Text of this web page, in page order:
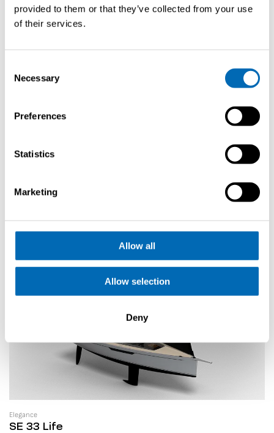
provided to them or that they’ve collected from your use
of their services.
Selection
Necessary
Preferences
Statistics
Marketing
Allow all
Allow selection
Deny
Brochure
aanvragen
Elegance
Elegance
SE 33 Life